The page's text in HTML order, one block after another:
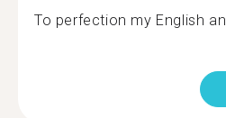
To perfection my English